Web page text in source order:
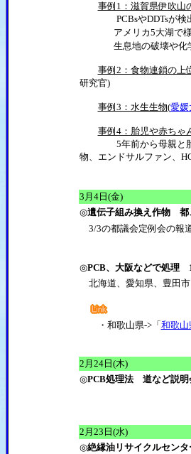
事例1：滋賀県伊吹山
PCBsやDDTsが検出、
アメリカ5大湖で
生息地の破壊や化
事例2：食物連鎖の上
研究官)
事例3：水生生物(愛媛
事例4：胎児や赤ちゃ
5年前から母親と胎児
物、エンドサルファン、
3月4日(金)
◎遺伝子組み換え作物 都
3/3の都議会定例会の報
◎PCB、大阪などで処理
北海道、愛知県、豊田
・和歌山県->「 和歌山
2月24日(木)
◎PCB処理法 道など説明
2月23日(水)
◎絶縁油リサイクルセン